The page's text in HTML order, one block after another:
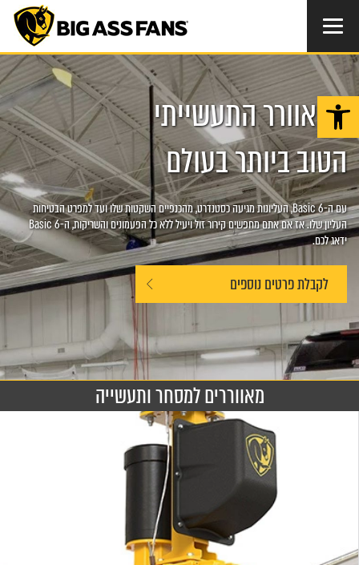
פתח סרגל נגישות
המאוורר התעשייתי
הטוב ביותר בעולם
עם ה-Basic 6, העליונות מגיעה כסטנדרט, מהכנפיים השקטות שלו ועד למפרט הבטיחות
העליון שלו. אז אם אתם מחפשים קירור זול ויעיל ללא כל הפעמונים והשריקות, ה-Basic 6
ידאג לכם.
לקבלת פרטים נוספים
מאווררים למסחר ותעשייה